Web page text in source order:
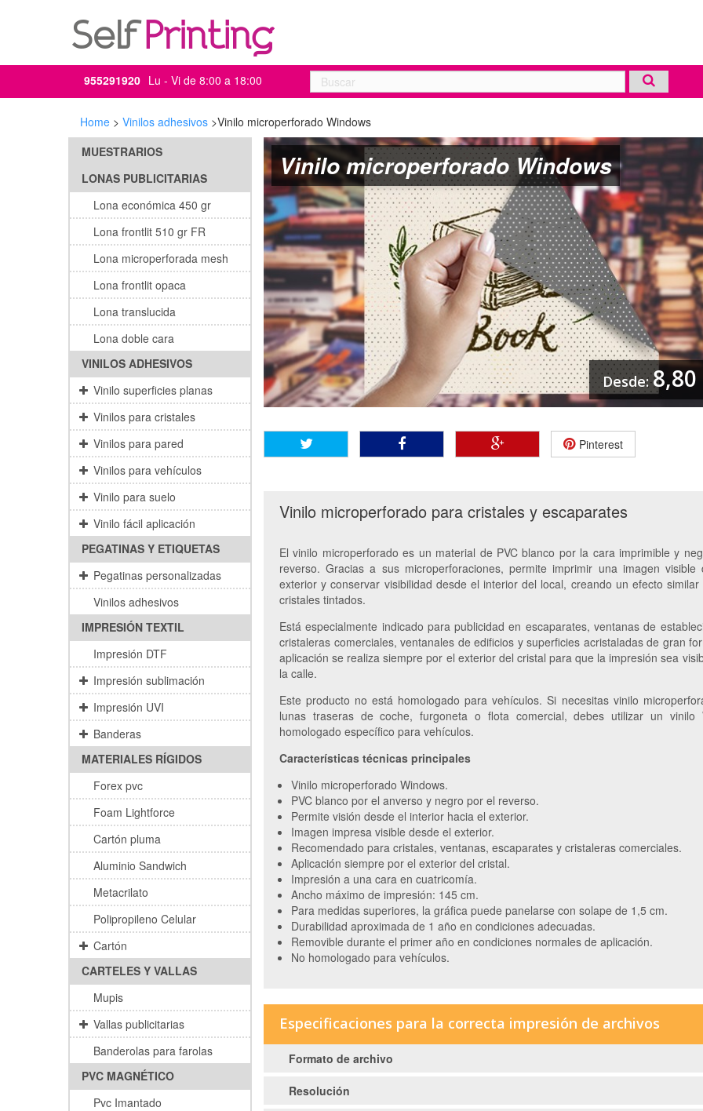
955291920 Lu - Vi de 8:00 a 18:00
Home > Vinilos adhesivos >Vinilo microperforado Windows
MUESTRARIOS
LONAS PUBLICITARIAS
Lona económica 450 gr
Lona frontlit 510 gr FR
Lona microperforada mesh
Lona frontlit opaca
Lona translucida
Lona doble cara
VINILOS ADHESIVOS
Vinilo superficies planas
Vinilos para cristales
Vinilos para pared
Vinilos para vehículos
Vinilo para suelo
Vinilo fácil aplicación
PEGATINAS Y ETIQUETAS
Pegatinas personalizadas
Vinilos adhesivos
IMPRESIÓN TEXTIL
Impresión DTF
Impresión sublimación
Impresión UVI
Banderas
MATERIALES RÍGIDOS
Forex pvc
Foam Lightforce
Cartón pluma
Aluminio Sandwich
Metacrilato
Polipropileno Celular
Cartón
CARTELES Y VALLAS
Mupis
Vallas publicitarias
Banderolas para farolas
PVC MAGNÉTICO
Pvc Imantado
Vinilo microperforado Windows
Desde:8,80
Pinterest
Vinilo microperforado para cristales y escaparates
El vinilo microperforado es un material de PVC blanco por la cara imprimible y
reverso. Gracias a sus microperforaciones, permite imprimir una imagen visible
exterior y conservar visibilidad desde el interior del local, creando un efecto
cristales tintados.
Está especialmente indicado para publicidad en escaparates, ventanas de
cristaleras comerciales, ventanales de edificios y superficies acristaladas de gran
aplicación se realiza siempre por el exterior del cristal para que la impresión sea
la calle.
Este producto no está homologado para vehículos. Si necesitas vinilo
lunas traseras de coche, furgoneta o flota comercial, debes utilizar un vinilo
homologado específico para vehículos.
Características técnicas principales
Vinilo microperforado Windows.
PVC blanco por el anverso y negro por el reverso.
Permite visión desde el interior hacia el exterior.
Imagen impresa visible desde el exterior.
Recomendado para cristales, ventanas, escaparates y cristaleras comerciales.
Aplicación siempre por el exterior del cristal.
Impresión a una cara en cuatricomía.
Ancho máximo de impresión: 145 cm.
Para medidas superiores, la gráfica puede panelarse con solape de 1,5 cm.
Durabilidad aproximada de 1 año en condiciones adecuadas.
Removible durante el primer año en condiciones normales de aplicación.
No homologado para vehículos.
Especificaciones para la correcta impresión de archivos
Formato de archivo
Resolución